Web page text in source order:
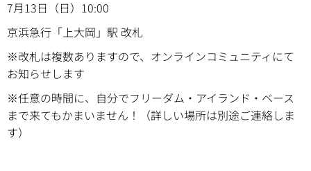
7月13日（日）10:00
京浜急行「上大岡」駅 改札
※改札は複数ありますので、オンラインコミュニティにて
お知らせします
※任意の時間に、自分でフリーダム・アイランド・ベース
まで来てもかまいません！（詳しい場所は別途ご連絡しま
す）